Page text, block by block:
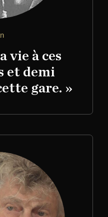
vie à ces
et demi
gare. »